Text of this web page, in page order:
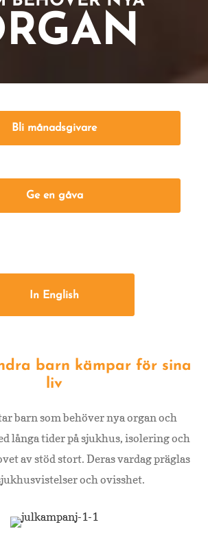
Bli månadsgivare
Ge en gåva
In English
barn kämpar för sina
liv
barn som behöver nya organ och
långa tider på sjukhus, isolering och
av stöd stort. Deras vardag präglas
och ovisshet.